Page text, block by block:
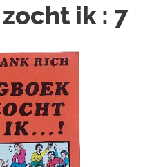
ik : 7